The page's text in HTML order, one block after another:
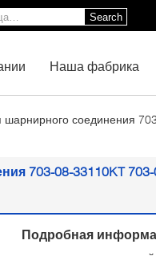
Search
Наша фабрика
шарнирного соединения
703-08-33110KT 703-
Подробная